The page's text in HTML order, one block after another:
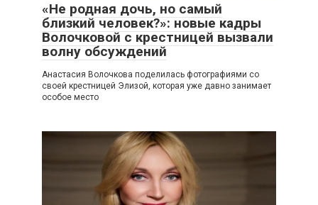
«Не родная дочь, но самый
близкий человек?»: новые кадры
Волочковой с крестницей вызвали
волну обсуждений
Анастасия Волочкова поделилась фотографиями со
своей крестницей Элизой, которая уже давно занимает
особое место